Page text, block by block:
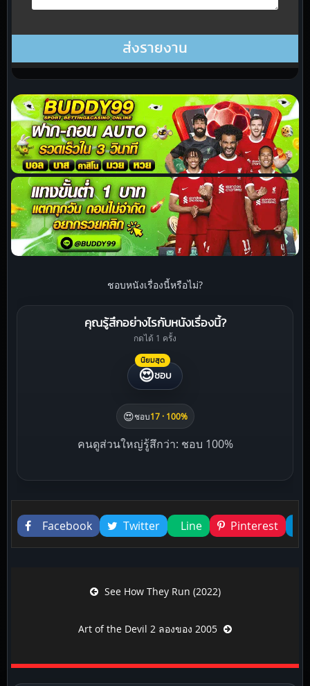
ชอบหนังเรื่องนี้หรือไม่?
คุณรู้สึกอย่างไรกับหนังเรื่องนี้?
กดได้ 1 ครั้ง
นิยมสุด
😍ชอบ
😍ชอบ17 · 100%
คนดูส่วนใหญ่รู้สึกว่า: ชอบ 100%
Liked this
Facebook
Twitter Line Pinterest
Post navigation See How They Run (2022)
Art of the Devil 2 ลองของ 2005